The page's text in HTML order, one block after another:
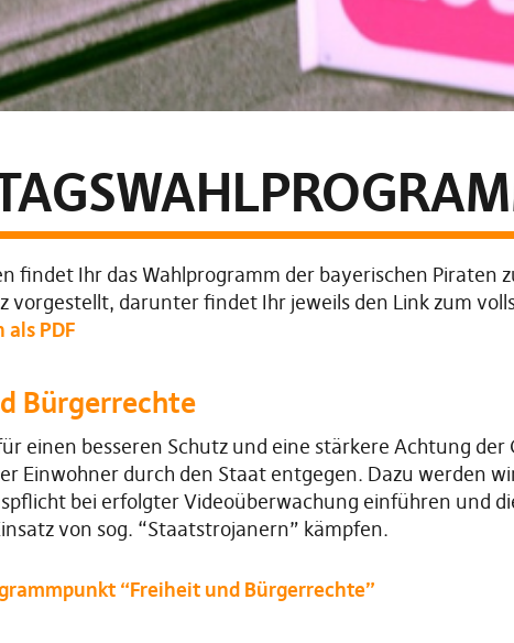
findet Ihr das Wahlprogramm der bayerischen Piraten
vorgestellt, darunter findet Ihr jeweils den Link zum
als PDF
Bürgerrechte
einen besseren Schutz und eine stärkere Achtung
Einwohner durch den Staat entgegen. Dazu werden
bei erfolgter Videoüberwachung einführen und
von sog. “Staatstrojanern” kämpfen.
“Freiheit und Bürgerrechte”